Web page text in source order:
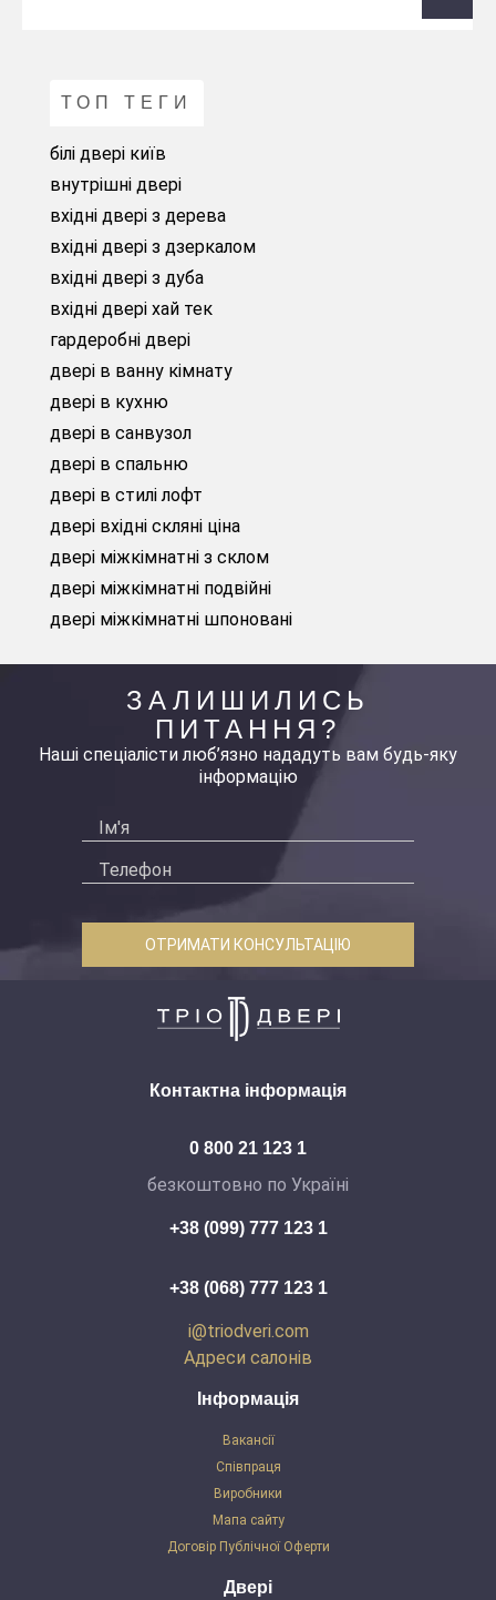
ТОП ТЕГИ
білі двері київ
внутрішні двері
вхідні двері з дерева
вхідні двері з дзеркалом
вхідні двері з дуба
вхідні двері хай тек
гардеробні двері
двері в ванну кімнату
двері в кухню
двері в санвузол
двері в спальню
двері в стилі лофт
двері вхідні скляні ціна
двері міжкімнатні з склом
двері міжкімнатні подвійні
двері міжкімнатні шпоновані
ЗАЛИШИЛИСЬ
ПИТАННЯ?
Наші спеціалісти люб’язно нададуть вам будь-яку
інформацію
ОТРИМАТИ КОНСУЛЬТАЦІЮ
Інформація
Вакансії
Співпраця
Виробники
Мапа сайту
Договір Публічної Оферти
Двері
Контактна інформація
0 800 21 123 1
безкоштовно по Україні
+38 (099) 777 123 1
+38 (068) 777 123 1
i@triodveri.com
Адреси салонів